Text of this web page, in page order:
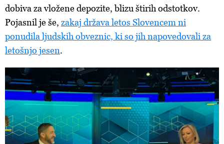
dobiva za vložene depozite, blizu štirih odstotkov.
Pojasnil je še, zakaj država letos Slovencem ni
ponudila ljudskih obveznic, ki so jih napovedovali za
letošnjo jesen.